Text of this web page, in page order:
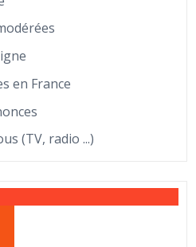
en France
(TV, radio ...)